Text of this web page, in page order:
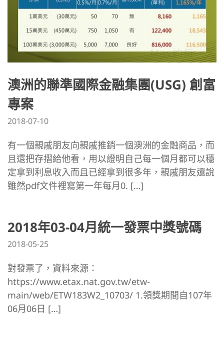
澳洲的聯準國際金融集團(USG) 創富
專案
2018-07-10
有一個親戚朋友向親戚推銷一個澳洲的金融商品，而
且還把存摺給他看，用以證明自己每一個月都可以穩
定拿到利息收入而且已經拿到很多年，親戚朋友還說
雖然pdf文件裡寫第一年每月0. […]
2018年03-04月統一發票中獎號碼
2018-05-25
對發票了，資料來源：
https://www.etax.nat.gov.tw/etw-
main/web/ETW183W2_10703/ 1.領獎期間自107年
06月06日 […]